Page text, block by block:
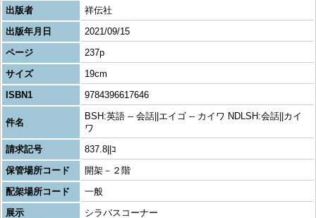
出版者
祥伝社
出版年月日
2021/09/15
ページ
237p
サイズ
19cm
ISBN1
9784396617646
件名
BSH:英語 -- 会話||エイゴ -- カイワ NDLSH:会話||カイ
ワ
請求記号
837.8||ｺ
保管場所コード
開架－２階
配架場所コード
一般
展示
シラバスコーナー